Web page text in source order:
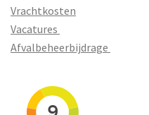
Vrachtkosten
Vacatures
Afvalbeheerbijdrage